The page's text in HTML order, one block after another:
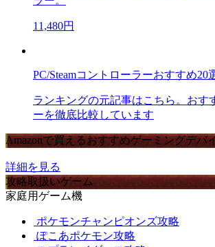
11,480円
PC/Steamコントローラーおすすめ20
ランキングの元記事はこちら。おす
ーを徹底比較しています
Amazonで買えるおすすめゲーミングデバ
詳細を見る
攻略取扱いゲーム
家庭用ゲーム機
ポケモンチャンピオンズ攻略
ぽこあポケモン攻略